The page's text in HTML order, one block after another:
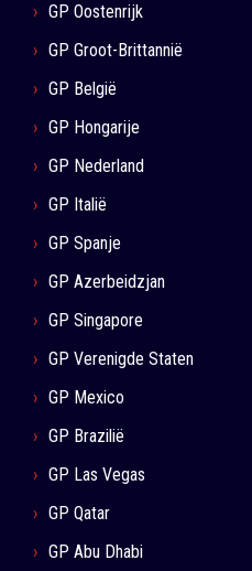
GP Oostenrijk
GP Groot-Brittannië
GP België
GP Hongarije
GP Nederland
GP Italië
GP Spanje
GP Azerbeidzjan
GP Singapore
GP Verenigde Staten
GP Mexico
GP Brazilië
GP Las Vegas
GP Qatar
GP Abu Dhabi